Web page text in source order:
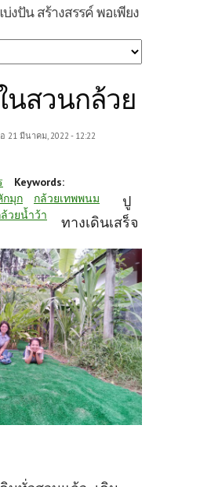
งปัน สร้างสรรค์ พอเพียง
นสวนกล้วย
21 มีนาคม, 2022 - 12:22
Keywords:
กมุก
กล้วยเทพพนม
วยน้ำว้า
ปู
ทางเดินเสร็จ